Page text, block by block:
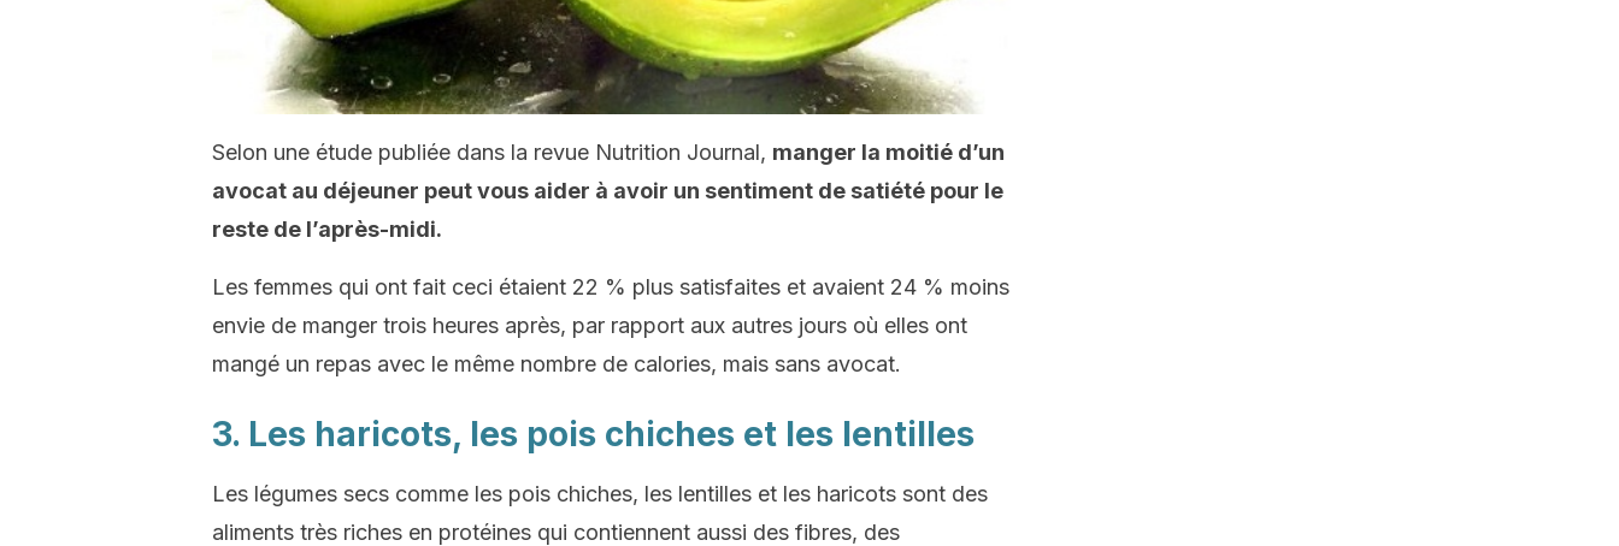
Selon une étude publiée dans la revue Nutrition Journal, manger la moitié d’un
avocat au déjeuner peut vous aider à avoir un sentiment de satiété pour le
reste de l’après-midi.
Les femmes qui ont fait ceci étaient 22 % plus satisfaites et avaient 24 % moins
envie de manger trois heures après, par rapport aux autres jours où elles ont
mangé un repas avec le même nombre de calories, mais sans avocat.
3. Les haricots, les pois chiches et les lentilles
Les légumes secs comme les pois chiches, les lentilles et les haricots sont des
aliments très riches en protéines qui contiennent aussi des fibres, des